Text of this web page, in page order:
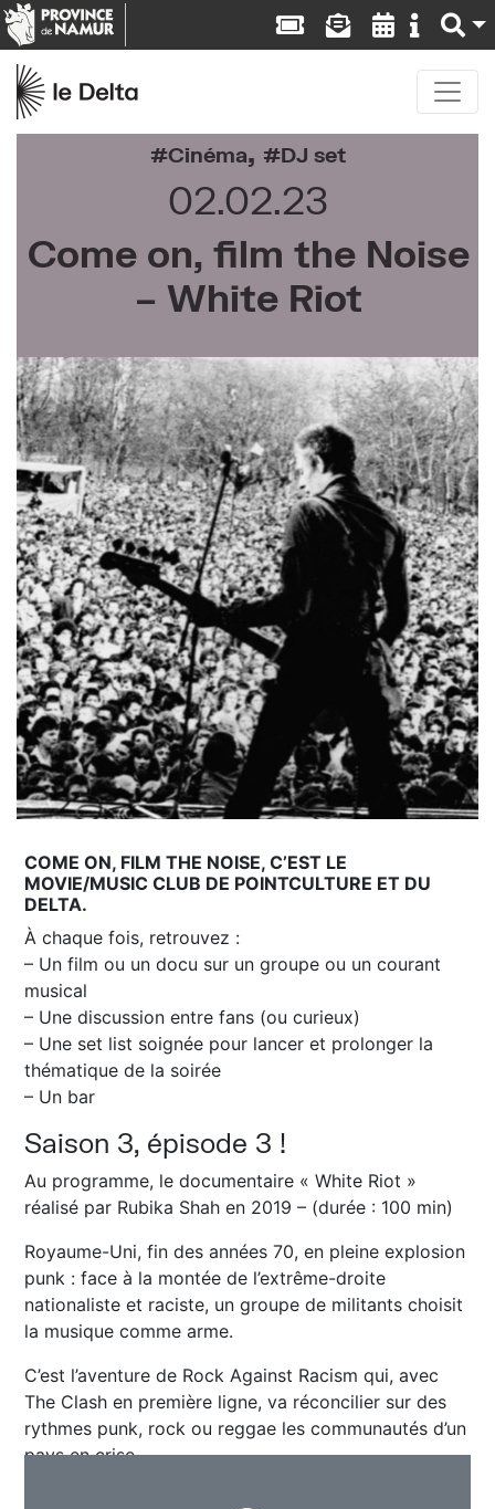
Cinéma, DJ set
02.02.23
Come on, film the Noise
– White Riot
COME ON, FILM THE NOISE, C’EST LE
MOVIE/MUSIC CLUB DE POINTCULTURE ET DU
DELTA.
À chaque fois, retrouvez :
– Un film ou un docu sur un groupe ou un courant
musical
– Une discussion entre fans (ou curieux)
– Une set list soignée pour lancer et prolonger la
thématique de la soirée
– Un bar
Saison 3, épisode 3 !
Au programme, le documentaire « White Riot »
réalisé par Rubika Shah en 2019 – (durée : 100 min)
Royaume-Uni, fin des années 70, en pleine explosion
punk : face à la montée de l’extrême-droite
nationaliste et raciste, un groupe de militants choisit
la musique comme arme.
C’est l’aventure de Rock Against Racism qui, avec
The Clash en première ligne, va réconcilier sur des
rythmes punk, rock ou reggae les communautés d’un
pays en crise.